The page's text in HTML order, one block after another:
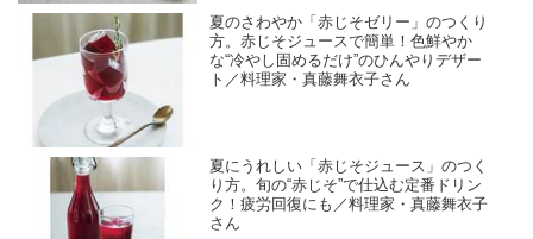
夏のさわやか「赤じそゼリー」のつくり
方。赤じそジュースで簡単！色鮮やか
な“冷やし固めるだけ”のひんやりデザー
ト／料理家・真藤舞衣子さん
夏にうれしい「赤じそジュース」のつく
り方。旬の“赤じそ”で仕込む定番ドリン
ク！疲労回復にも／料理家・真藤舞衣子
さん